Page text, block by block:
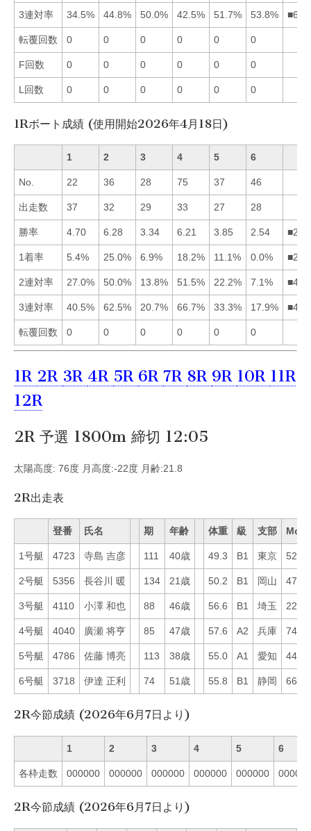
3連対率 34.5% 44.8% 50.0% 42.5% 51.7% 53.8%
転覆回数 0 0 0 0 0 0
F回数 0 0 0 0 0 0
L回数 0 0 0 0 0 0
1Rボート成績 (使用開始2026年4月18日)
1 2 3 4 5 6
No. 22 36 28 75 37 46
出走数 37 32 29 33 27 28
勝率 4.70 6.28 3.34 6.21 3.85 2.54
1着率 5.4% 25.0% 6.9% 18.2% 11.1% 0.0%
2連対率 27.0% 50.0% 13.8% 51.5% 22.2% 7.1%
3連対率 40.5% 62.5% 20.7% 66.7% 33.3% 17.9%
転覆回数 0 0 0 0 0 0
1R 2R 3R 4R 5R 6R 7R 8R 9R 10R 11R
12R
2R 予選 1800m 締切 12:05
太陽高度: 76度 月高度:-22度 月齢:21.8
2R出走表
登番 氏名 期 年齢 体重 級 支部 Mo
1号艇 4723 寺島 吉彦 111 40歳 49.3 B1 東京 52
2号艇 5356 長谷川 暖 134 21歳 50.2 B1 岡山 47
3号艇 4110 小澤 和也 88 46歳 56.6 B1 埼玉 22
4号艇 4040 廣瀬 将亨 85 47歳 57.6 A2 兵庫 74
5号艇 4786 佐藤 博亮 113 38歳 55.0 A1 愛知 44
6号艇 3718 伊達 正利 74 51歳 55.8 B1 静岡 66
2R今節成績 (2026年6月7日より)
1 2 3 4 5 6
各枠走数 000000 000000 000000 000000 000000 000000
2R今節成績 (2026年6月7日より)